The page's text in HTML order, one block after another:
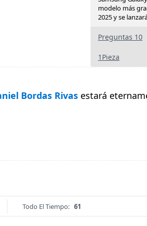
modelo más
2025 y se
Preguntas 10
1Pieza
Bordas Rivas estará
Todo El Tiempo: 61